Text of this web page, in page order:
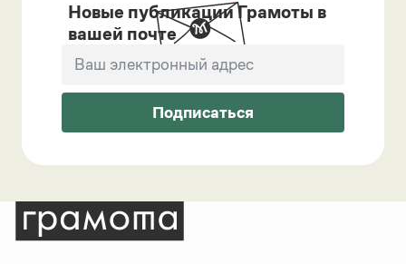
Новые публикации Грамоты в
вашей почте
Подписаться